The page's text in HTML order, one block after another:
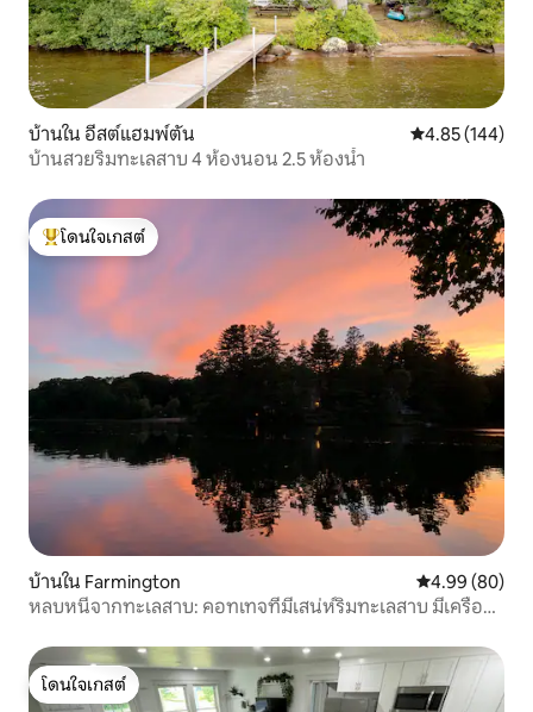
บ้านใน อีสต์แฮมพ์ตัน คะแนนเฉลี่ย
4.85 (144)
บ้านสวยริมทะเลสาบ 4 ห้องนอน 2.5 ห้องน้ำ
โดนใจเกสต์ที่สุด
โดนใจเกสต์
บ้านใน Farmington คะแนนเฉลี่ย
4.99 (80)
หลบหนีจากทะเลสาบ: คอทเทจที่มีเสน่ห์ริมทะเลสาบ มีเครื่อง
โดนใจเกสต์
โดนใจเกสต์